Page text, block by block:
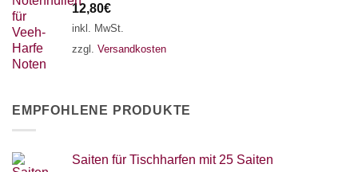
12,80€
inkl. MwSt.
zzgl. Versandkosten
EMPFOHLENE PRODUKTE
Saiten für Tischharfen mit 25 Saiten